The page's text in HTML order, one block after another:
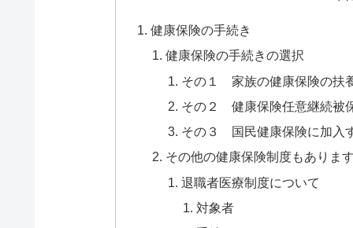
健康保険の手続き
健康保険の手続きの選択
その１ 家族の健康保険の扶
その２ 健康保険任意継続被
その３ 国民健康保険に加入
その他の健康保険制度もあります
退職者医療制度について
対象者